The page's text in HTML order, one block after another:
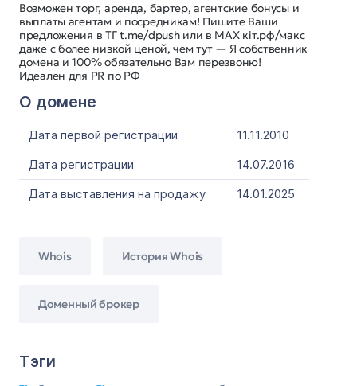
Возможен торг, аренда, бартер, агентские бонусы и
выплаты агентам и посредникам! Пишите Ваши
предложения в ТГ t.me/dpush или в MAX кіт.рф/макс
даже с более низкой ценой, чем тут — Я собственник
домена и 100% обязательно Вам перезвоню!
Идеален для PR по РФ
О домене
Дата первой регистрации
11.11.2010
Дата регистрации
14.07.2016
Дата выставления на продажу
14.01.2025
Whois История Whois
Доменный брокер
Тэги